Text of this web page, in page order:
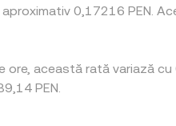
0,17216 PEN.
această rată variază
PEN.